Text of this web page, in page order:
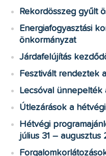
Rekordösszeg gyűlt
Energiafogyasztási
önkormányzat
Járdafelújítás
Fesztivált rendeztek
Lecsóval ünnepelték
Útlezárások a
Hétvégi
július 31 – augusztus